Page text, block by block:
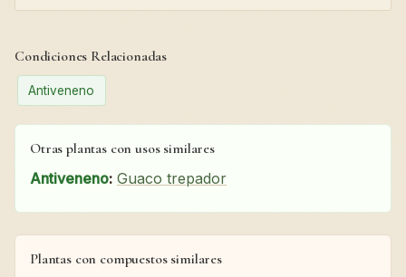
Condiciones Relacionadas
Antiveneno
Otras plantas con usos similares
Antiveneno: Guaco trepador
Plantas con compuestos similares